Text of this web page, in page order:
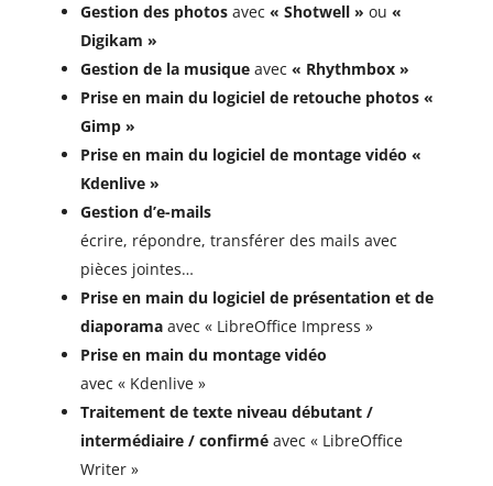
Gestion des photos avec « Shotwell » ou «
Digikam »
Gestion de la musique avec « Rhythmbox »
Prise en main du logiciel de retouche photos «
Gimp »
Prise en main du logiciel de montage vidéo «
Kdenlive »
Gestion d’e-mails
écrire, répondre, transférer des mails avec
pièces jointes…
Prise en main du logiciel de présentation et de
diaporama avec « LibreOffice Impress »
Prise en main du montage vidéo
avec « Kdenlive »
Traitement de texte niveau débutant /
intermédiaire / confirmé avec « LibreOffice
Writer »